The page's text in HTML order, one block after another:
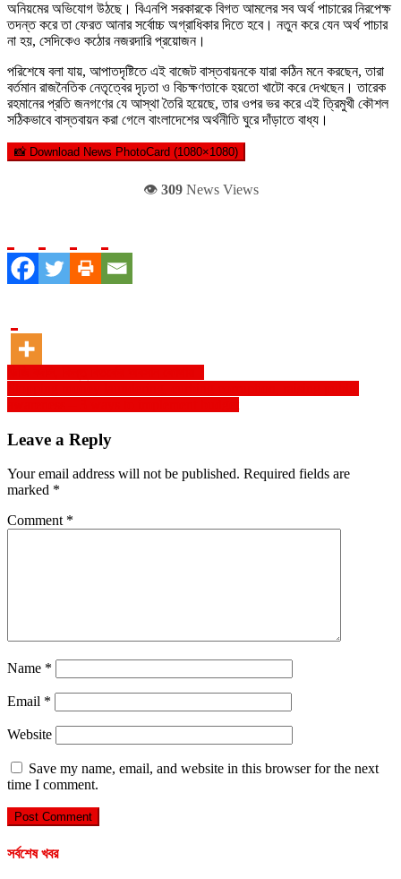
অনিয়মের অভিযোগ উঠছে। বিএনপি সরকারকে বিগত আমলের সব অর্থ পাচারের নিরপেক্ষ
তদন্ত করে তা ফেরত আনার সর্বোচ্চ অগ্রাধিকার দিতে হবে। নতুন করে যেন অর্থ পাচার
না হয়, সেদিকেও কঠোর নজরদারি প্রয়োজন।
পরিশেষে বলা যায়, আপাতদৃষ্টিতে এই বাজেট বাস্তবায়নকে যারা কঠিন মনে করছেন, তারা
বর্তমান রাজনৈতিক নেতৃত্বের দৃঢ়তা ও বিচক্ষণতাকে হয়তো খাটো করে দেখছেন। তারেক
রহমানের প্রতি জনগণের যে আস্থা তৈরি হয়েছে, তার ওপর ভর করে এই ত্রিমুখী কৌশল
সঠিকভাবে বাস্তবায়ন করা গেলে বাংলাদেশের অর্থনীতি ঘুরে দাঁড়াতে বাধ্য।
📸 Download News PhotoCard (1080×1080)
👁️ 309News Views
Post
navigation
Leave a Reply
Your email address will not be published. Required fields are
marked *
Comment *
Name *
Email *
Website
Save my name, email, and website in this browser for the next
time I comment.
সর্বশেষ খবর